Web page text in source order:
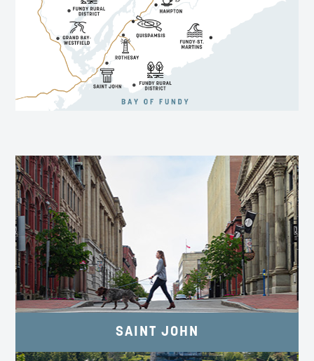
SAINT JOHN
HISTOIRE, ARCHITECTURE ET VUE SUR
SaintJohn.ca